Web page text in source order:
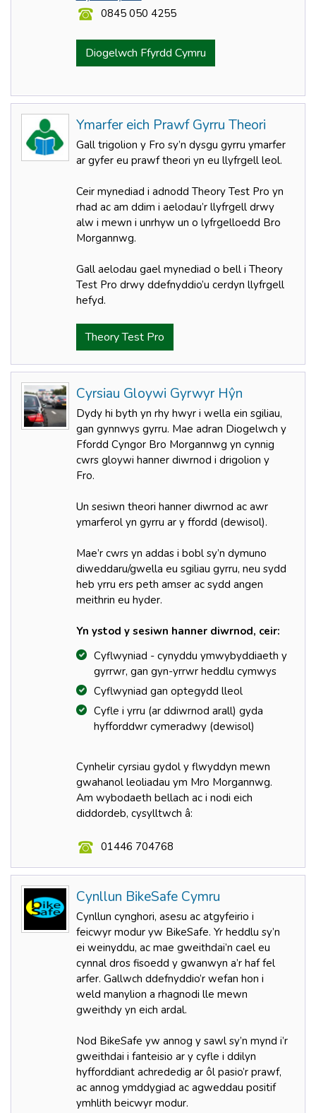
0845 050 4255
Diogelwch Ffyrdd Cymru
Ymarfer eich Prawf Gyrru Theori
Gall trigolion y Fro sy’n dysgu gyrru ymarfer
ar gyfer eu prawf theori yn eu llyfrgell leol.
Ceir mynediad i adnodd Theory Test Pro yn
rhad ac am ddim i aelodau’r llyfrgell drwy
alw i mewn i unrhyw un o lyfrgelloedd Bro
Morgannwg.
Gall aelodau gael mynediad o bell i Theory
Test Pro drwy ddefnyddio’u cerdyn llyfrgell
hefyd.
Theory Test Pro
Cyrsiau Gloywi Gyrwyr Hŷn
Dydy hi byth yn rhy hwyr i wella ein sgiliau,
gan gynnwys gyrru. Mae adran Diogelwch y
Ffordd Cyngor Bro Morgannwg yn cynnig
cwrs gloywi hanner diwrnod i drigolion y
Fro.
Un sesiwn theori hanner diwrnod ac awr
ymarferol yn gyrru ar y ffordd (dewisol).
Mae’r cwrs yn addas i bobl sy’n dymuno
diweddaru/gwella eu sgiliau gyrru, neu sydd
heb yrru ers peth amser ac sydd angen
meithrin eu hyder.
Yn ystod y sesiwn hanner diwrnod, ceir:
Cyflwyniad - cynyddu ymwybyddiaeth y
gyrrwr, gan gyn-yrrwr heddlu cymwys
Cyflwyniad gan optegydd lleol
Cyfle i yrru (ar ddiwrnod arall) gyda
hyfforddwr cymeradwy (dewisol)
Cynhelir cyrsiau gydol y flwyddyn mewn
gwahanol leoliadau ym Mro Morgannwg.
Am wybodaeth bellach ac i nodi eich
diddordeb, cysylltwch â:
01446 704768
Cynllun BikeSafe Cymru
Cynllun cynghori, asesu ac atgyfeirio i
feicwyr modur yw BikeSafe. Yr heddlu sy’n
ei weinyddu, ac mae gweithdai’n cael eu
cynnal dros fisoedd y gwanwyn a’r haf fel
arfer. Gallwch ddefnyddio’r wefan hon i
weld manylion a rhagnodi lle mewn
gweithdy yn eich ardal.
Nod BikeSafe yw annog y sawl sy’n mynd i’r
gweithdai i fanteisio ar y cyfle i ddilyn
hyfforddiant achrededig ar ôl pasio’r prawf,
ac annog ymddygiad ac agweddau positif
ymhlith beicwyr modur.